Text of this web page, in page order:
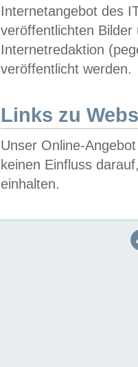
Internetangebot des
veröffentlichten
Internetredaktion
veröffentlicht werden.
Links zu
Unser Online-
keinen Einfluss
einhalten.